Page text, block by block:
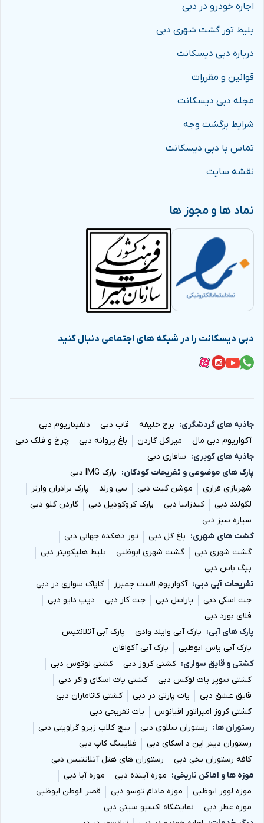
اجاره خودرو در دبی
بلیط تور گشت شهری دبی
درباره دبی دیسکانت
قوانین و مقررات
مجله دبی دیسکانت
شرایط برگشت وجه
تماس با دبی دیسکانت
نقشه سایت
نماد ها و مجوز ها
دبی دیسکانت را در شبکه های اجتماعی دنبال کنید
جاذبه های گردشگری برج خلیفه قاب دبی
دلفیناریوم دبی
آکواریوم دبی مال
میراکل گاردن باغ پروانه دبی
چرخ و فلک دبی
جاذبه های کویری
سافاری دبی
پارک های موضوعی و تفریحات کودکان
پارک IMG دبی
شهربازی فراری
موشن گیت دبی سی ورلد
پارک برادران وارنر
لگولند دبی
کیدزانیا دبی پارک کروکودیل دبی
گاردن گلو دبی
سیاره سبز دبی
گشت های شهری
باغ گل دبی
تور دهکده جهانی دبی
گشت شهری دبی
گشت شهری ابوظبی
بلیط هلیکوپتر دبی
بیگ باس دبی
تفریحات آبی دبی
آکواریوم لاست چمبرز
کایاک سواری در دبی
جت اسکی دبی
پاراسل دبی جت کار دبی
دیپ دایو دبی
فلای بورد دبی
پارک های آبی
پارک آبی وایلد وادی
پارک آبی آتلانتیس
پارک آبی یاس ابوظبی
پارک آبی آکوافان
کشتی و قایق سواری
کشتی کروز دبی
کشتی لوتوس دبی
کشتی سوپر یات لوکس دبی
کشتی یات اسکای واکر دبی
قایق عشق دبی
یات پارتی در دبی
کشتی کاتاماران دبی
کشتی کروز امپراتور اقیانوس
یات تفریحی دبی
رستوران ها
رستوران سلاوی دبی
بیچ کلاب زیرو گراویتی دبی
رستوران دینر این د اسکای دبی
فلایینگ کاپ دبی
کافه رستوران یخی دبی
رستوران های هتل آتلانتیس دبی
موزه ها و اماکن تاریخی
موزه آینده دبی
موزه آیا دبی
موزه لوور ابوظبی
موزه مادام توسو دبی
قصر الوطن ابوظبی
موزه عطر دبی
نمایشگاه اکسپو سیتی دبی